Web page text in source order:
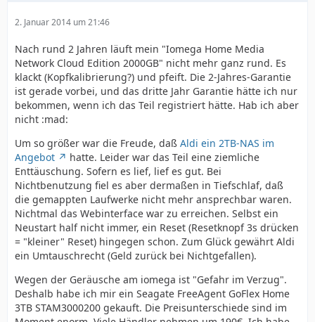
2. Januar 2014 um 21:46
Nach rund 2 Jahren läuft mein "Iomega Home Media
Network Cloud Edition 2000GB" nicht mehr ganz rund. Es
klackt (Kopfkalibrierung?) und pfeift. Die 2-Jahres-Garantie
ist gerade vorbei, und das dritte Jahr Garantie hätte ich nur
bekommen, wenn ich das Teil registriert hätte. Hab ich aber
nicht :mad:
Um so größer war die Freude, daß Aldi ein 2TB-NAS im
Angebot
hatte. Leider war das Teil eine ziemliche
Enttäuschung. Sofern es lief, lief es gut. Bei
Nichtbenutzung fiel es aber dermaßen in Tiefschlaf, daß
die gemappten Laufwerke nicht mehr ansprechbar waren.
Nichtmal das Webinterface war zu erreichen. Selbst ein
Neustart half nicht immer, ein Reset (Resetknopf 3s drücken
= "kleiner" Reset) hingegen schon. Zum Glück gewährt Aldi
ein Umtauschrecht (Geld zurück bei Nichtgefallen).
Wegen der Geräusche am iomega ist "Gefahr im Verzug".
Deshalb habe ich mir ein Seagate FreeAgent GoFlex Home
3TB STAM3000200 gekauft. Die Preisunterschiede sind im